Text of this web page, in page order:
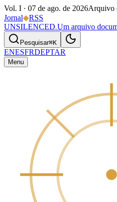
Vol. I · 07 de ago. de 2026Arquivo
Jornal◆RSS
UNSILENCED.Um arquivo
Pesquisar⌘K
ENESFRDEPTAR
Menu